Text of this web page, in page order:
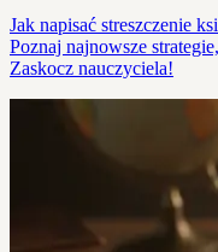
Jak napisać streszczenie
Poznaj najnowsze
Zaskocz nauczyciela!